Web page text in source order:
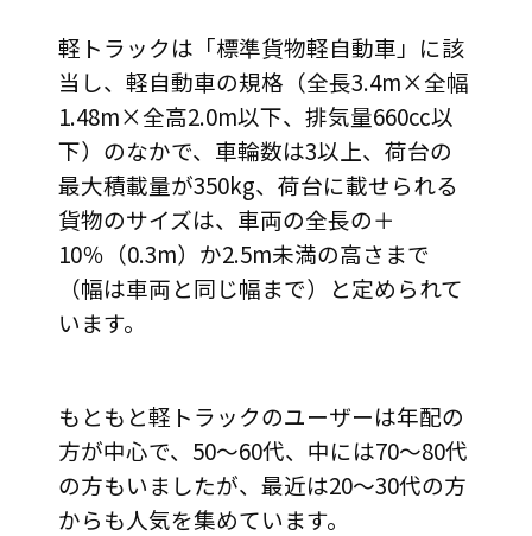
軽トラックは「標準貨物軽自動車」に該
当し、軽自動車の規格（全長3.4m×全幅
1.48m×全高2.0m以下、排気量660cc以
下）のなかで、車輪数は3以上、荷台の
最大積載量が350kg、荷台に載せられる
貨物のサイズは、車両の全長の＋
10％（0.3m）か2.5m未満の高さまで
（幅は車両と同じ幅まで）と定められて
います。
もともと軽トラックのユーザーは年配の
方が中心で、50～60代、中には70～80代
の方もいましたが、最近は20～30代の方
からも人気を集めています。